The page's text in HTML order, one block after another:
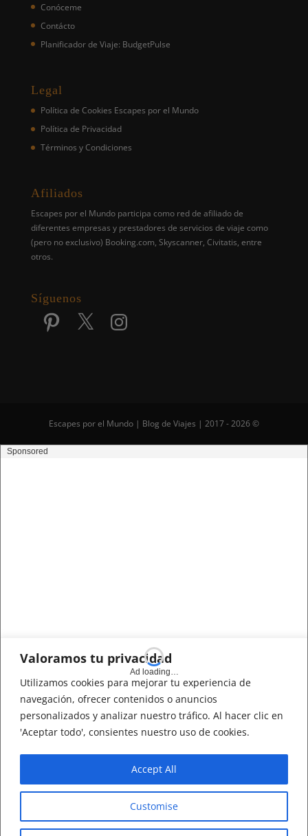
Valoramos tu privacidad
Utilizamos cookies para mejorar tu experiencia de
navegación, ofrecer contenidos o anuncios
personalizados y analizar nuestro tráfico. Al hacer clic en
'Aceptar todo', consientes nuestro uso de cookies.
Customise
Accept All
Conóceme
Contácto
Planificador de Viaje: BudgetPulse
Legal
Política de Cookies Escapes por el Mundo
Política de Privacidad
Términos y Condiciones
Afiliados
Escapes por el Mundo participa como red de afiliado de
diferentes empresas y prestadores de servicios de viaje como
(pero no exclusivo) Booking.com, Skyscanner, Civitatis, entre
otros.
Síguenos
Pinterest Instagram
Escapes por el Mundo | Blog de Viajes | 2017 - 2026 ©